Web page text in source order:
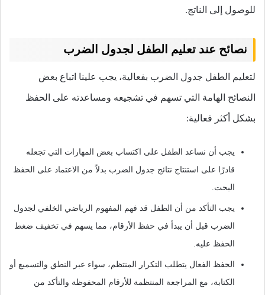
للوصول إلى الناتج.
نصائح عند تعليم الطفل لجدول الضرب
لتعليم الطفل جدول الضرب بفعالية، يجب علينا اتباع بعض
النصائح الهامة التي تسهم في تشجيعه ومساعدته على الحفظ
بشكل أكثر فعالية:
يجب أن نساعد الطفل على اكتساب بعض المهارات التي تجعله
قادرًا على استنتاج نتائج جدول الضرب بدلاً من الاعتماد على الحفظ
البحت.
يجب التأكد من أن الطفل قد فهم المفهوم الرياضي الخلفي لجدول
الضرب قبل أن يبدأ في حفظ الأرقام، مما يسهم في تخفيف ضغط
الحفظ عليه.
الحفظ الفعال يتطلب التكرار المنتظم، سواء عبر النطق والتسميع أو
الكتابة، مع المراجعة المنتظمة للأرقام المحفوظة والتأكد من